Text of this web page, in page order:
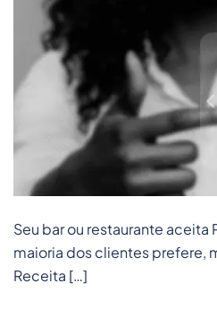
Seu bar ou restaurante aceita
maioria dos clientes prefere,
Receita […]